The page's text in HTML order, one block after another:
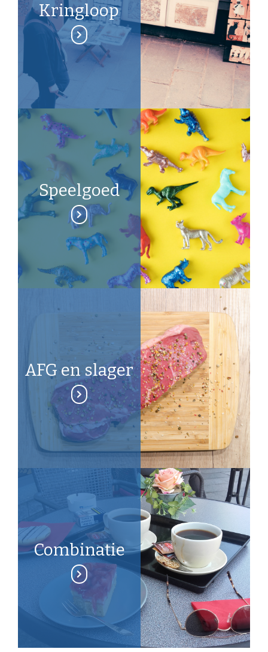
Kringloop
Speelgoed
AFG en slager
Combinatie